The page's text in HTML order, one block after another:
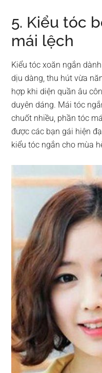
5. Kiểu tóc
mái lệch
Kiểu tóc xoăn ngắn
dịu dàng, thu hút vừa
hợp khi diện quần âu
duyên dáng. Mái tóc
chuốt nhiều, phần tóc
được các bạn gái hiện
kiểu tóc ngắn cho mùa